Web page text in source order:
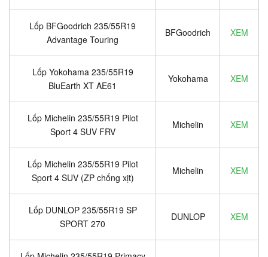
Lốp BFGoodrich 235/55R19
Advantage Touring
BFGoodrich XEM
Lốp Yokohama 235/55R19
BluEarth XT AE61
Yokohama XEM
Lốp Michelin 235/55R19 Pilot
Sport 4 SUV FRV
Michelin XEM
Lốp Michelin 235/55R19 Pilot
Sport 4 SUV (ZP chống xịt)
Michelin XEM
Lốp DUNLOP 235/55R19 SP
SPORT 270
DUNLOP XEM